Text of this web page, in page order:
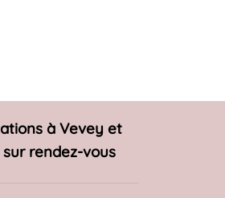
à Vevey et
rendez-vous